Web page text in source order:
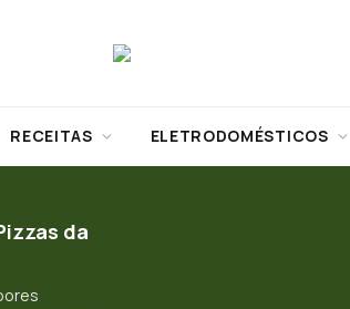
RECEITAS ELETRODOMÉSTICOS
da